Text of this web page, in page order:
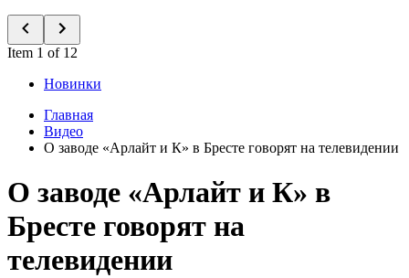
Item 1 of 12
Новинки
Главная
Видео
О заводе «Арлайт и К» в Бресте говорят на телевидении
О заводе «Арлайт и К» в
Бресте говорят на
телевидении